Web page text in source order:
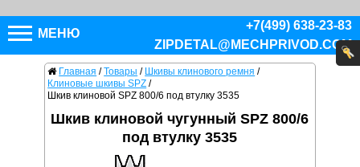
МЕНЮ
+7(499) 638-23-83
ZIPDETAL@MECHPRIVOD.COM
Главная / Товары / Шкивы клинового ремня /
Клиновые шкивы SPZ /
Шкив клиновой SPZ 800/6 под втулку 3535
Шкив клиновой чугунный SPZ 800/6
под втулку 3535